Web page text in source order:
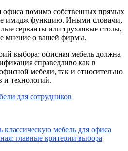
офиса помимо собственных прямых
имидж функцию. Иными словами,
серванты или трухлявые столы,
мнение о вашей фирмы.
выбора: офисная мебель должна
справедливо как в
мебели, так и относительно
и технологий.
для сотрудников
классическую мебель для офиса
главные критерии выбора